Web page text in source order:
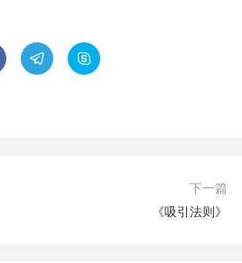
 
下一篇
《吸引法则》